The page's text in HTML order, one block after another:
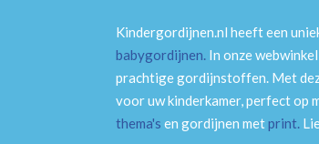
Kindergordijnen.nl heeft een
babygordijnen. In onze
prachtige gordijnstoffen. Met
voor uw kinderkamer, perfect op
thema's en gordijnen metprint.